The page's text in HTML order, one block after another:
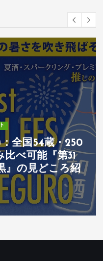
全国54蔵・250
べ可能『第31
』の見どころ紹